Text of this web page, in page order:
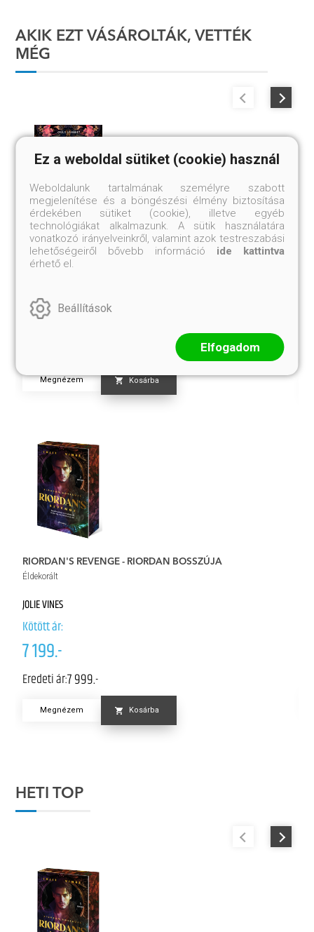
AKIK EZT VÁSÁROLTÁK, VETTÉK
MÉG
GUINEVERE - AZ EGYKORI ÉS ELJÖVENDŐ KIRÁLYNÉ
Kötött ár:
5 399.-
Megnézem Kosárba
RIORDAN'S REVENGE - RIORDAN BOSSZÚJA
Éldekorált
JOLIE VINES
Kötött ár:
7 199.-
Eredeti ár:7 999.-
Megnézem Kosárba
HETI TOP
Ez a weboldal sütiket (cookie) használ
Weboldalunk tartalmának személyre szabott
megjelenítése és a böngészési élmény biztosítása
érdekében sütiket (cookie), illetve egyéb
technológiákat alkalmazunk. A sütik használatára
vonatkozó irányelveinkről, valamint azok testreszabási
lehetőségeiről bővebb információ ide kattintva
érhető el.
Beállítások
Elfogadom